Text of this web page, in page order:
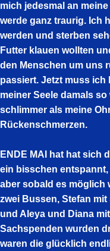
mich jedesmal an
werde ganz traurig. Ich
werden und sterben
Futter klauen wollten
den Menschen um uns
passiert. Jetzt muss ich
meiner Seele damals
schlimmer als meine
Rückenschmerzen.
ENDE MAI hat hat sich
ein bisschen
aber sobald es möglich
zwei Bussen, Stefan
und Aleya und Diana
Sachspenden wurden
waren die glücklich